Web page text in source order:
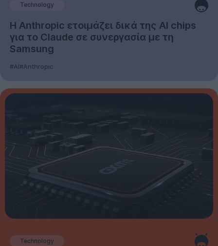
Technology
Η Anthropic ετοιμάζει δικά της AI chips
για το Claude σε συνεργασία με τη
Samsung
#AI#Anthropic
Technology